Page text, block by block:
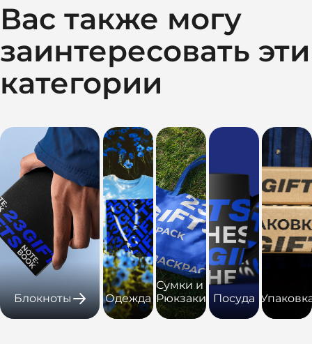
Вас также могу
заинтересовать эти
категории
Блокноты Одежда
Сумки и
Рюкзаки Посуда